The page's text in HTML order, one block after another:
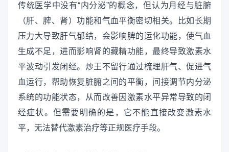
传统医学中没有“内分泌”的概念，但认为月经与脏腑
（肝、脾、肾）功能和气血平衡密切相关。比如长期
压力大导致肝气郁结，会影响脾的运化功能，使气血
生成不足，进而影响肾的藏精功能，最终导致激素水
平波动引发闭经。炒王不留行通过梳理肝气、促进气
血运行，帮助恢复脏腑之间的平衡，间接调节内分泌
系统的功能状态，从而改善因激素水平异常导致的闭
经症状。但需要明确的是，它不能直接改变激素水
平，无法替代激素治疗等正规医疗手段。